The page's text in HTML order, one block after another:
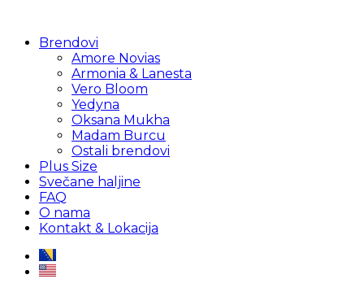
Brendovi
Amore Novias
Armonia & Lanesta
Vero Bloom
Yedyna
Oksana Mukha
Madam Burcu
Ostali brendovi
Plus Size
Svečane haljine
FAQ
O nama
Kontakt & Lokacija